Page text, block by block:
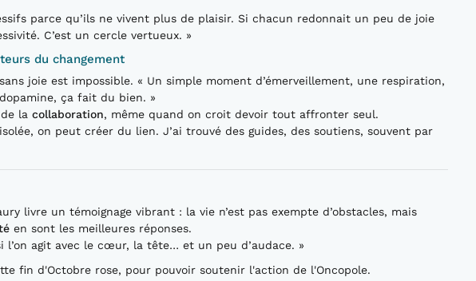
parce qu’ils ne vivent plus de plaisir. Si chacun redonnait un peu de joie
C’est un cercle vertueux. »
du changement
joie est impossible. « Un simple moment d’émerveillement, une respiration,
ça fait du bien. »
la collaboration, même quand on croit devoir tout affronter seul.
on peut créer du lien. J’ai trouvé des guides, des soutiens, souvent par
livre un témoignage vibrant : la vie n’est pas exempte d’obstacles, mais
en sont les meilleures réponses.
l’on agit avec le cœur, la tête… et un peu d’audace. »
fin d'Octobre rose, pour pouvoir soutenir l'action de l'Oncopole.